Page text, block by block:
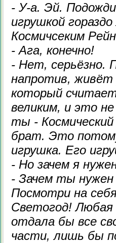
- У-а. Эй.
игрушкой
Космичсеким
- Ага, конечно!
- Нет, серьёзно.
напротив, живёт
который
великим, и это
ты -
брат. Это
игрушка. Его
- Но зачем я
- Зачем ты нужен
Посмотри на
Светогод! Любая
отдала бы все
части, лишь бы